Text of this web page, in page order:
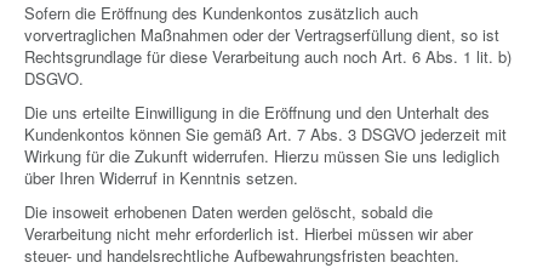
Sofern die Eröffnung des Kundenkontos zusätzlich auch
vorvertraglichen Maßnahmen oder der Vertragserfüllung dient, so ist
Rechtsgrundlage für diese Verarbeitung auch noch Art. 6 Abs. 1 lit. b)
DSGVO.
Die uns erteilte Einwilligung in die Eröffnung und den Unterhalt des
Kundenkontos können Sie gemäß Art. 7 Abs. 3 DSGVO jederzeit mit
Wirkung für die Zukunft widerrufen. Hierzu müssen Sie uns lediglich
über Ihren Widerruf in Kenntnis setzen.
Die insoweit erhobenen Daten werden gelöscht, sobald die
Verarbeitung nicht mehr erforderlich ist. Hierbei müssen wir aber
steuer- und handelsrechtliche Aufbewahrungsfristen beachten.